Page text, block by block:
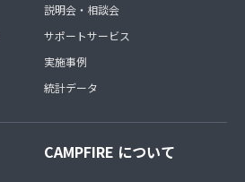
説明会・相談会
サポートサービス
実施事例
統計データ
CAMPFIRE について